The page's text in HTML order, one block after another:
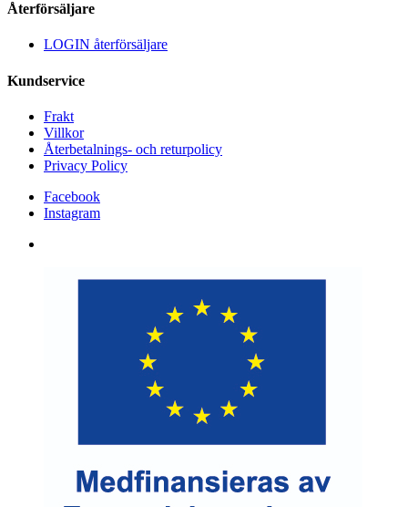
Återförsäljare
LOGIN återförsäljare
Kundservice
Frakt
Villkor
Återbetalnings- och returpolicy
Privacy Policy
Facebook
Instagram